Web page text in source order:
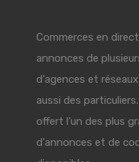
Commerces en
annonces de
d'agences et
aussi des
offert l'un des plus
d'annonces et de